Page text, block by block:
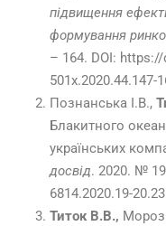
підвищення
формування
– 164. DOI:
501x.2020.44.147-
Познанська І.В.,
Блакитного
українських
досвід. 2020. №
6814.2020.19-20.23
Титок В.В., Мороз